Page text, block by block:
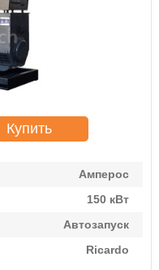
Купить
Амперос
150 кВт
Автозапуск
Ricardo